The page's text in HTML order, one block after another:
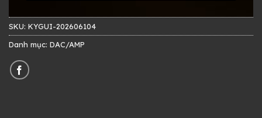
SKU: KYGUI-202606104
Danh mục: DAC/AMP